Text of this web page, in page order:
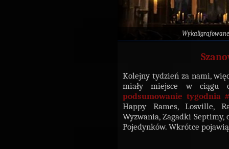
Kolejny tydzień za nami,
miały miejsce w ciągu
podsumowanie tygodnia
Happy Rames, Losville,
Wyzwania, Zagadki
Pojedynków. Wkrótce